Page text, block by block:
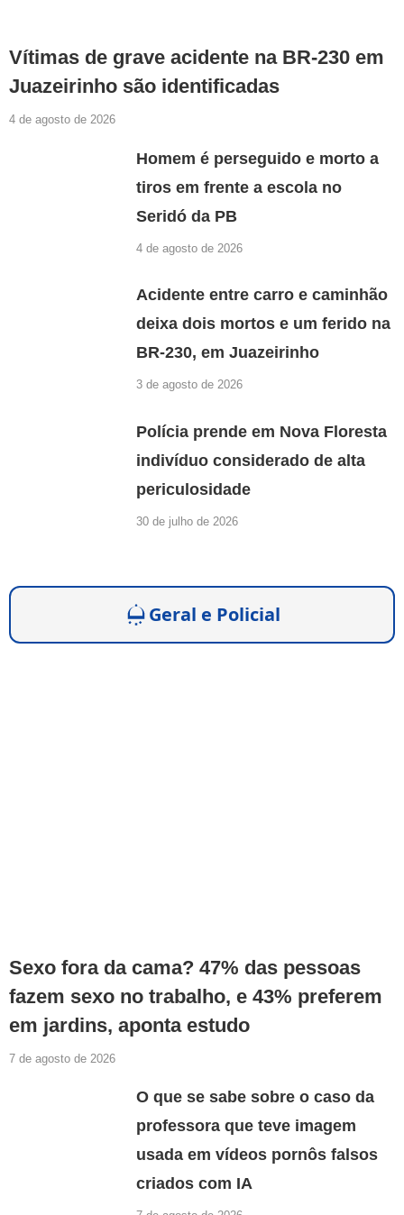
Vítimas de grave acidente na BR-230 em
Juazeirinho são identificadas
4 de agosto de 2026
Homem é perseguido e morto a
tiros em frente a escola no
Seridó da PB
4 de agosto de 2026
Acidente entre carro e caminhão
deixa dois mortos e um ferido na
BR-230, em Juazeirinho
3 de agosto de 2026
Polícia prende em Nova Floresta
indivíduo considerado de alta
periculosidade
30 de julho de 2026
Geral e Policial
Sexo fora da cama? 47% das pessoas
fazem sexo no trabalho, e 43% preferem
em jardins, aponta estudo
7 de agosto de 2026
O que se sabe sobre o caso da
professora que teve imagem
usada em vídeos pornôs falsos
criados com IA